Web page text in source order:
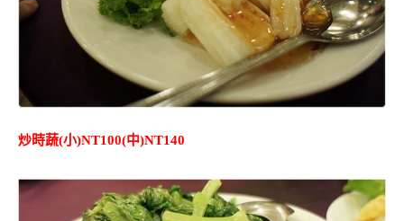
炒時蔬(小)NT100(中)NT140